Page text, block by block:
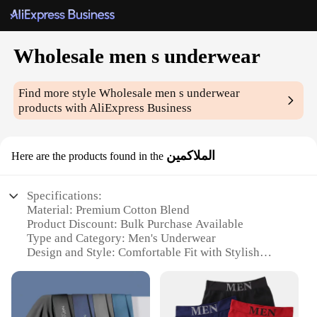
Wholesale men s underwear
Find more styleWholesale men s underwear
products with AliExpress Business
Here are the products found in the الملاكمين
Specifications:
Material: Premium Cotton Blend
Product Discount: Bulk Purchase Available
Type and Category: Men's Underwear
Design and Style: Comfortable Fit with Stylish
Usage and Purpose: Daily Wear for Comfort and
Support
Performance and Property: Breathable Fabric for